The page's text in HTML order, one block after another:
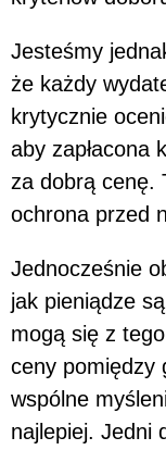
Jesteśmy
że każdy
krytycznie
aby zapłacona
za dobrą cenę.
ochrona przed
Jednocześnie
jak pieniądze
mogą się z
ceny pomiędzy
wspólne
najlepiej. Jedni